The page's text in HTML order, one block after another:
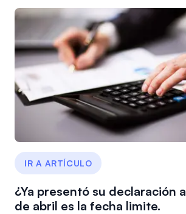
IR A ARTÍCULO
¿Ya presentó su declaración
de abril es la fecha limite.